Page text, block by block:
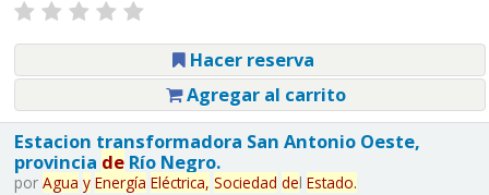
Hacer reserva
Agregar al carrito
Estacion transformadora San Antonio Oeste,
provincia deRío Negro.
por Agua y Energía Eléctrica, Sociedad del Estado.